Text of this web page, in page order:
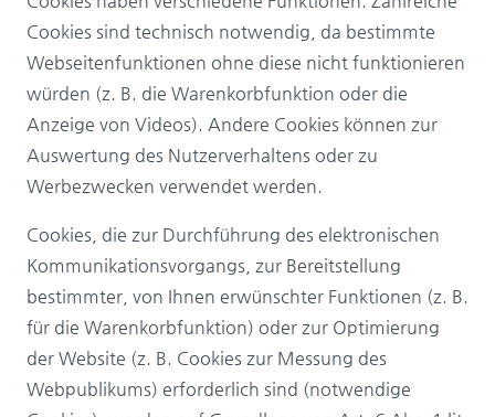
Cookies sind technisch notwendig, da bestimmte
Webseitenfunktionen ohne diese nicht funktionieren
würden (z. B. die Warenkorbfunktion oder die
Anzeige von Videos). Andere Cookies können zur
Auswertung des Nutzerverhaltens oder zu
Werbezwecken verwendet werden.
Cookies, die zur Durchführung des elektronischen
Kommunikationsvorgangs, zur Bereitstellung
bestimmter, von Ihnen erwünschter Funktionen (z. B.
für die Warenkorbfunktion) oder zur Optimierung
der Website (z. B. Cookies zur Messung des
Webpublikums) erforderlich sind (notwendige